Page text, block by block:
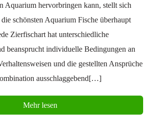
Aquarium hervorbringen kann, stellt sich
schönsten Aquarium Fische überhaupt
Zierfischart hat unterschiedliche
beansprucht individuelle Bedingungen an
und die gestellten Ansprüche
ausschlaggebend[…]
Mehr lesen